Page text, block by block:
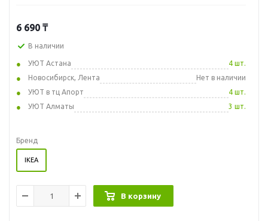
6 690 ₸
В наличии
УЮТ Астана
4 шт.
Новосибирск, Лента
Нет в наличии
УЮТ в тц Апорт
4 шт.
УЮТ Алматы
3 шт.
Бренд
IKEA
В корзину